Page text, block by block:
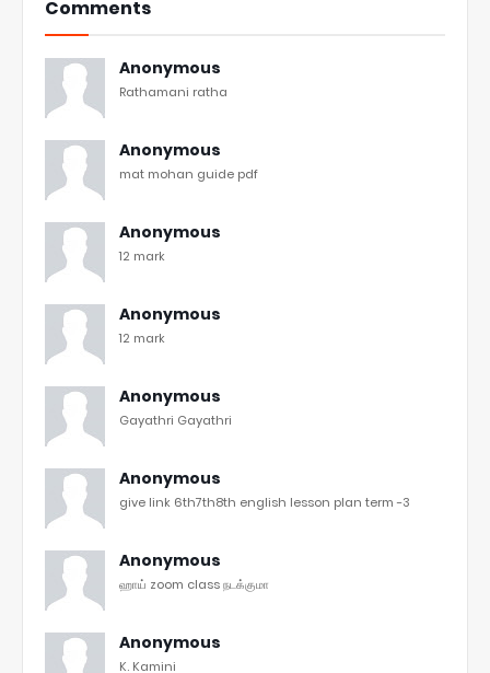
Comments
Anonymous
Rathamani ratha
Anonymous
mat mohan guide pdf
Anonymous
12 mark
Anonymous
12 mark
Anonymous
Gayathri Gayathri
Anonymous
give link 6th7th8th english lesson plan term -3
Anonymous
ஹாய் zoom class நடக்குமா
Anonymous
K. Kamini